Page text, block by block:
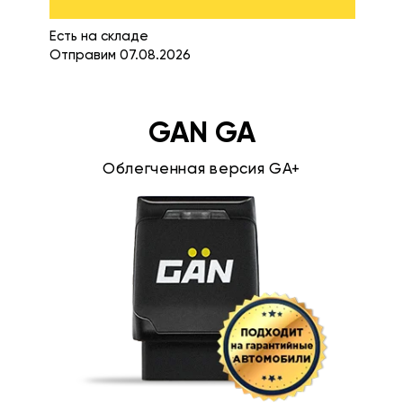
Есть на складе
Отправим 07.08.2026
GAN GA
Облегченная версия GA+